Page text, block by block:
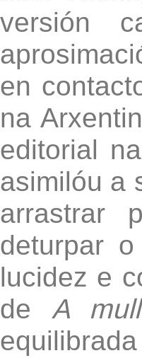
versión
en
na
editorial
asimilóu a
arrastrar
deturpar
lucidez e
de A